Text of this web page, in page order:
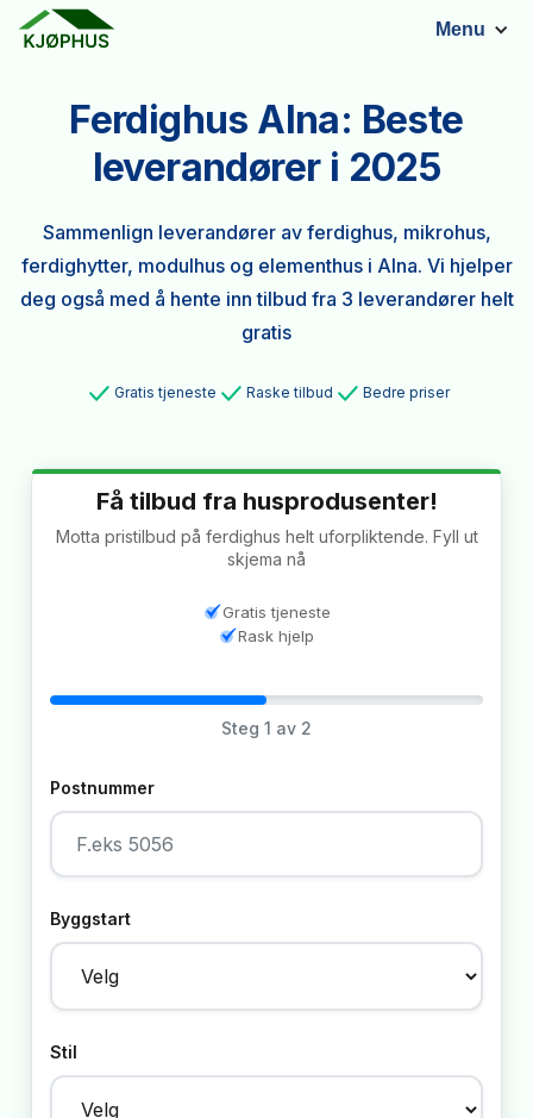
Menu
Ferdighus Alna: Beste
leverandører i 2025
Sammenlign leverandører av ferdighus, mikrohus,
ferdighytter, modulhus og elementhus i Alna. Vi hjelper
deg også med å hente inn tilbud fra 3 leverandører helt
gratis
Gratis tjeneste Raske tilbud Bedre priser
Få tilbud fra husprodusenter!
Motta pristilbud på ferdighus helt uforpliktende. Fyll ut
skjema nå
Gratis tjeneste
Rask hjelp
Steg 1 av 2
Postnummer
Byggstart
Stil